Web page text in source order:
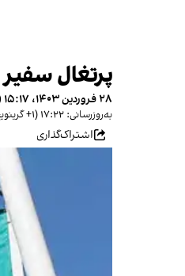
پرتغال
۲۸ فروردین ۱۴۰۳، ۱۵:۱۷ (‎+۱ گرینویچ)
به‌روزرسانی: ۱۷:۲۲ (‎+۱ گرینویچ)
اشتراک‌گذاری